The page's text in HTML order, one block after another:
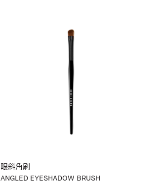
眼斜角刷
ANGLED EYESHADOW BRUSH